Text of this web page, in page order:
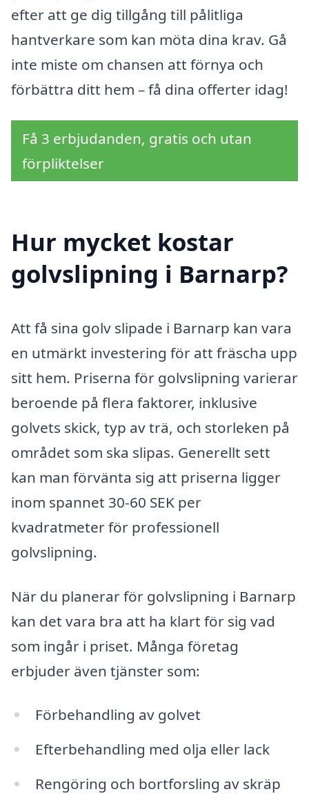
efter att ge dig tillgång till pålitliga
hantverkare som kan möta dina krav. Gå
inte miste om chansen att förnya och
förbättra ditt hem – få dina offerter idag!
Få 3 erbjudanden, gratis och utan
förpliktelser
Hur mycket kostar
golvslipning i Barnarp?
Att få sina golv slipade i Barnarp kan vara
en utmärkt investering för att fräscha upp
sitt hem. Priserna för golvslipning varierar
beroende på flera faktorer, inklusive
golvets skick, typ av trä, och storleken på
området som ska slipas. Generellt sett
kan man förvänta sig att priserna ligger
inom spannet 30-60 SEK per
kvadratmeter för professionell
golvslipning.
När du planerar för golvslipning i Barnarp
kan det vara bra att ha klart för sig vad
som ingår i priset. Många företag
erbjuder även tjänster som:
Förbehandling av golvet
Efterbehandling med olja eller lack
Rengöring och bortforsling av skräp